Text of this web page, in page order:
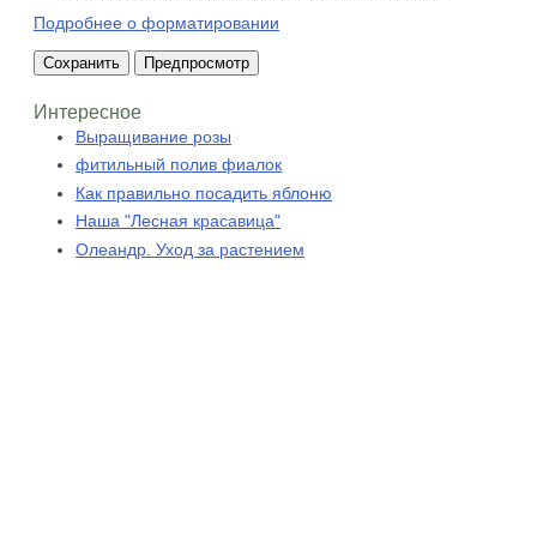
Подробнее о форматировании
Интересное
Выращивание розы
фитильный полив фиалок
Как правильно посадить яблоню
Наша "Лесная красавица"
Олеандр. Уход за растением